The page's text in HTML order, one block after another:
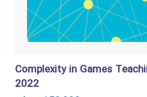
Complexity in Games
2022